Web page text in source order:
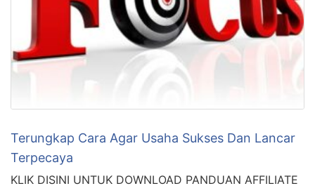
Terungkap Cara Agar Usaha Sukses Dan Lancar
Terpecaya
berkembang. Tentunya, itu tidak mudah dilakukan.
Namun, ada beberapa cara agar usaha bisa sukses
dengan cepat dan terus berkembang. Cara Agar Usaha